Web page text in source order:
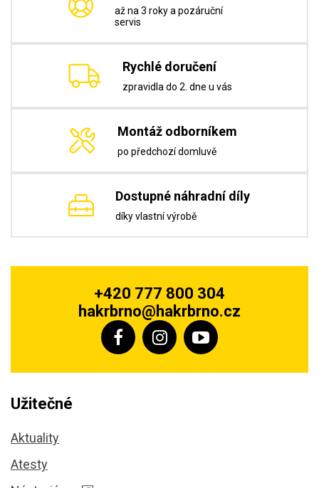
až na 3 roky a pozáruční
servis
Rychlé doručení
zpravidla do 2. dne u vás
Montáž odborníkem
po předchozí domluvě
Dostupné náhradní díly
díky vlastní výrobě
+420 777 800 304
hakrbrno@hakrbrno.cz
Užitečné
Aktuality
Atesty